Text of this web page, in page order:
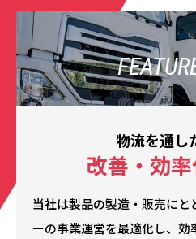
物流を通し
改善・効
当社は製品の製造・販売に
ーの事業運営を最適化し、効